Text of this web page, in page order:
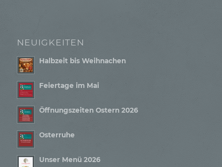
NEUIGKEITEN
Halbzeit bis Weihnachen
Feiertage im Mai
Öffnungszeiten Ostern 2026
Osterruhe
Unser Menü 2026